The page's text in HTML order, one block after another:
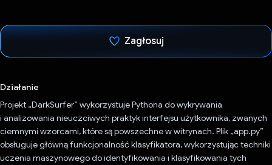
Zagłosuj
Działanie
Projekt „DarkSurfer” wykorzystuje Pythona do wykrywania
i analizowania nieuczciwych praktyk interfejsu użytkownika, zwanych
ciemnymi wzorcami, które są powszechne w witrynach. Plik „app.py”
obsługuje główną funkcjonalność klasyfikatora, wykorzystując techniki
uczenia maszynowego do identyfikowania i klasyfikowania tych